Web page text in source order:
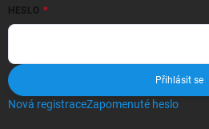
HESLO
Přihlásit se
Nová registraceZapomenuté heslo